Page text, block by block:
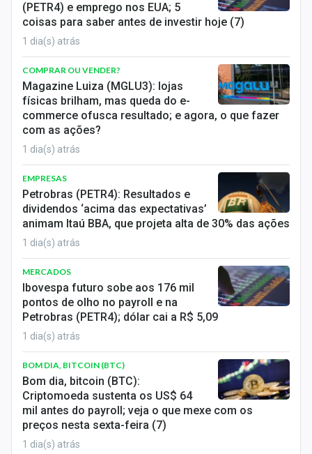
(PETR4) e emprego nos EUA; 5
coisas para saber antes de investir hoje (7)
1 dia(s) atrás
COMPRAR OU VENDER?
Magazine Luiza (MGLU3): lojas
físicas brilham, mas queda do e-
commerce ofusca resultado; e agora, o que fazer
com as ações?
1 dia(s) atrás
EMPRESAS
Petrobras (PETR4): Resultados e
dividendos ‘acima das expectativas’
animam Itaú BBA, que projeta alta de 30% das ações
1 dia(s) atrás
MERCADOS
Ibovespa futuro sobe aos 176 mil
pontos de olho no payroll e na
Petrobras (PETR4); dólar cai a R$ 5,09
1 dia(s) atrás
BOM DIA, BITCOIN (BTC)
Bom dia, bitcoin (BTC):
Criptomoeda sustenta os US$ 64
mil antes do payroll; veja o que mexe com os
preços nesta sexta-feira (7)
1 dia(s) atrás